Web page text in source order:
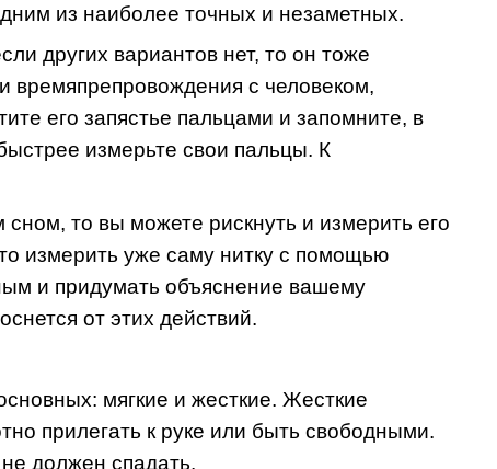
из наиболее точных и незаметных.
других вариантов нет, то он тоже
времяпрепровождения с человеком,
его запястье пальцами и запомните, в
измерьте свои пальцы. К
то вы можете рискнуть и измерить его
измерить уже саму нитку с помощью
и придумать объяснение вашему
от этих действий.
мягкие и жесткие. Жесткие
прилегать к руке или быть свободными.
должен спадать.